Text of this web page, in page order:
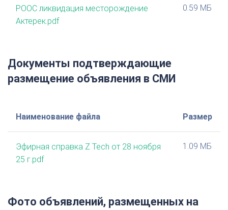
РООС ликвидация месторождение
Актерек.pdf
0.59 МБ
Документы подтверждающие
размещение объявления в СМИ
Наименование файла Размер
Эфирная справка Z Tech от 28 ноября
25 г.pdf
1.09 МБ
Фото объявлений, размещенных на